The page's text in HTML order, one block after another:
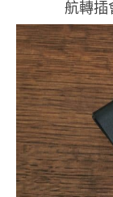
航轉插